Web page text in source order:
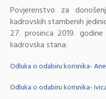
Povjerenstvo za
kadrovskih stambenih
27. prosinca 2019.
kadrovska stana:
Odluka o odabiru korisnika-
Odluka o odabiru korisnika-